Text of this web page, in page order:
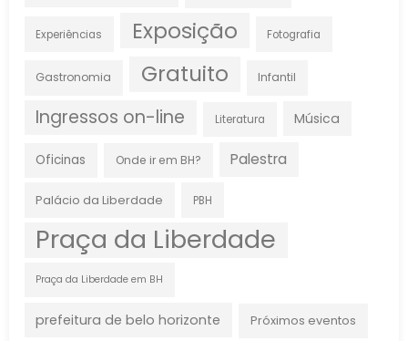
Experiências Exposição Fotografia
Gastronomia Gratuito Infantil
Ingressos on-line Literatura Música
Oficinas Onde ir em BH? Palestra
Palácio da Liberdade PBH
Praça da Liberdade
Praça da Liberdade em BH
prefeitura de belo horizonte Próximos eventos